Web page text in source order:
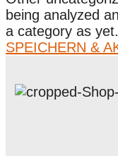
being analyzed
a category as yet.
SPEICHERN &